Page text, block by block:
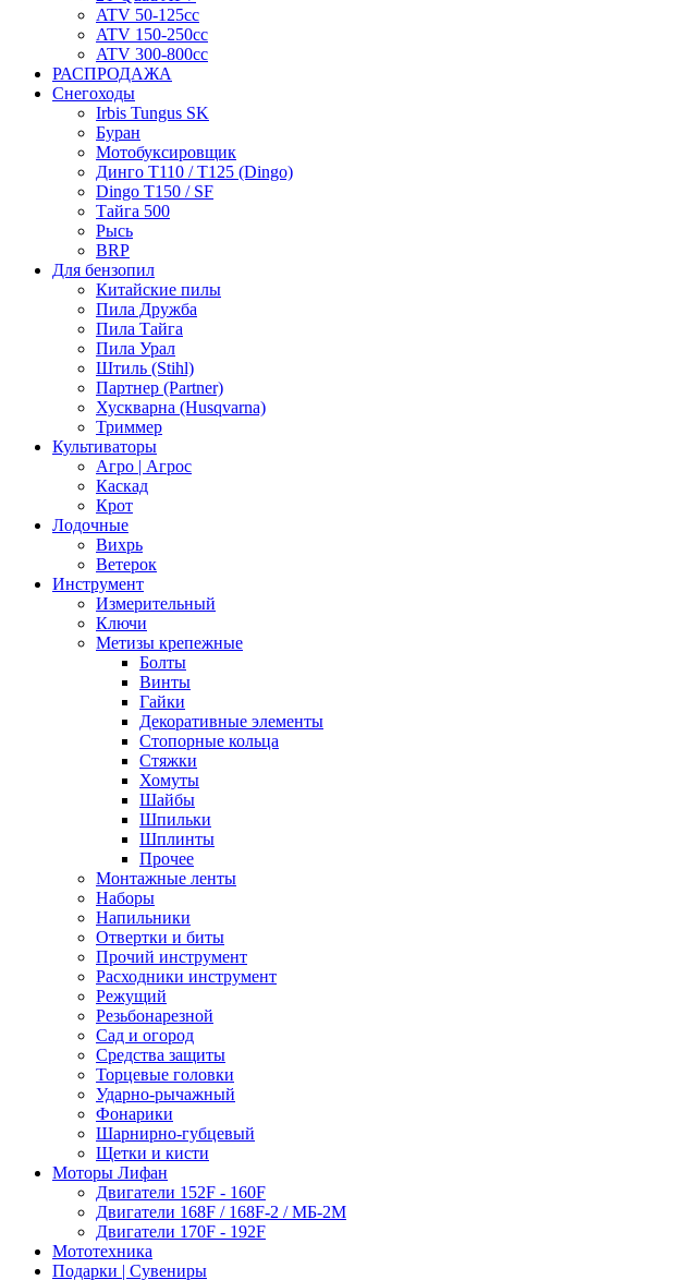
ATV 50-125cc
ATV 150-250cc
ATV 300-800cc
РАСПРОДАЖА
Снегоходы
Irbis Tungus SK
Буран
Мотобуксировщик
Динго T110 / T125 (Dingo)
Dingo T150 / SF
Тайга 500
Рысь
BRP
Для бензопил
Китайские пилы
Пила Дружба
Пила Тайга
Пила Урал
Штиль (Stihl)
Партнер (Partner)
Хускварна (Husqvarna)
Триммер
Культиваторы
Агро | Агрос
Каскад
Крот
Лодочные
Вихрь
Ветерок
Инструмент
Измерительный
Ключи
Метизы крепежные
Болты
Винты
Гайки
Декоративные элементы
Стопорные кольца
Стяжки
Хомуты
Шайбы
Шпильки
Шплинты
Прочее
Монтажные ленты
Наборы
Напильники
Отвертки и биты
Прочий инструмент
Расходники инструмент
Режущий
Резьбонарезной
Сад и огород
Средства защиты
Торцевые головки
Ударно-рычажный
Фонарики
Шарнирно-губцевый
Щетки и кисти
Моторы Лифан
Двигатели 152F - 160F
Двигатели 168F / 168F-2 / МБ-2М
Двигатели 170F - 192F
Мототехника
Подарки | Сувениры